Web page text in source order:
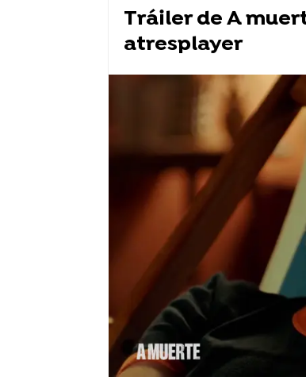
Tráiler de A
atresplayer
series atresplayer